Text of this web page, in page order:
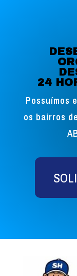
24
Possuímos
os bairros